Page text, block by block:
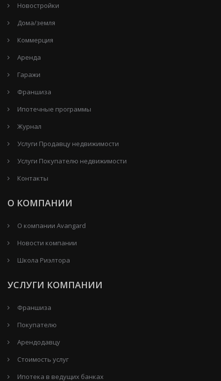
Новостройки
Дома/земля
Коммерция
Аренда
Гаражи
Франшиза
Ипотечные программы
Журнал
Услуги Продавцу недвижимости
Услуги Покупателю недвижимости
Контакты
О КОМПАНИИ
О компании Avangard
Новости компании
Школа Риэлтора
УСЛУГИ КОМПАНИИ
Франшиза
Покупателю
Арендодавцу
Стоимость услуг
Ипотека в ведущих банках